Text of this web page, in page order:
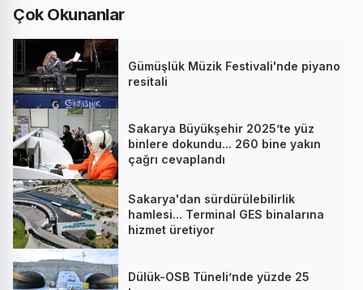
Çok Okunanlar
Gümüşlük Müzik Festivali'nde piyano
resitali
Sakarya Büyükşehir 2025’te yüz
binlere dokundu... 260 bine yakın
çağrı cevaplandı
Sakarya'dan sürdürülebilirlik
hamlesi... Terminal GES binalarına
hizmet üretiyor
Dülük-OSB Tüneli’nde yüzde 25